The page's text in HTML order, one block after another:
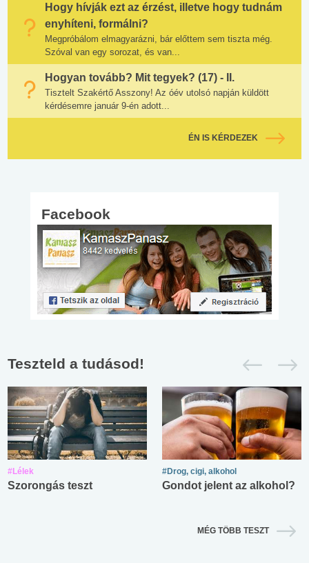
Hogy hívják ezt az érzést, illetve hogy tudnám
enyhíteni, formálni?
Megpróbálom elmagyarázni, bár előttem sem tiszta még.
Szóval van egy sorozat, és van...
Hogyan tovább? Mit tegyek? (17) - II.
Tisztelt Szakértő Asszony! Az óév utolsó napján küldött
kérdésemre január 9-én adott...
ÉN IS KÉRDEZEK
Facebook
Teszteld a tudásod!
#Lélek
Szorongás teszt
#Drog, cigi, alkohol
Gondot jelent az alkohol?
MÉG TÖBB TESZT